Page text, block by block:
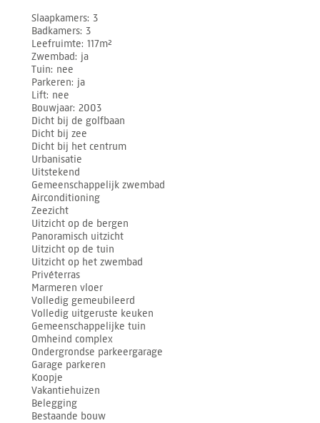
Slaapkamers 3
Badkamers 3
Leefruimte 117m²
Zwembad ja
Tuin nee
Parkeren ja
Lift nee
Bouwjaar 2003
Dicht bij de golfbaan
Dicht bij zee
Dicht bij het centrum
Urbanisatie
Uitstekend
Gemeenschappelijk zwembad
Airconditioning
Zeezicht
Uitzicht op de bergen
Panoramisch uitzicht
Uitzicht op de tuin
Uitzicht op het zwembad
Privéterras
Marmeren vloer
Volledig gemeubileerd
Volledig uitgeruste keuken
Gemeenschappelijke tuin
Omheind complex
Ondergrondse parkeergarage
Garage parkeren
Koopje
Vakantiehuizen
Belegging
Bestaande bouw